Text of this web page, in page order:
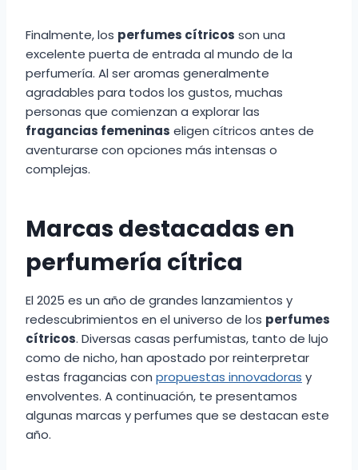
Finalmente, los perfumes cítricos son una
excelente puerta de entrada al mundo de la
perfumería. Al ser aromas generalmente
agradables para todos los gustos, muchas
personas que comienzan a explorar las
fragancias femeninas eligen cítricos antes de
aventurarse con opciones más intensas o
complejas.
Marcas destacadas en
perfumería cítrica
El 2025 es un año de grandes lanzamientos y
redescubrimientos en el universo de los perfumes
cítricos. Diversas casas perfumistas, tanto de lujo
como de nicho, han apostado por reinterpretar
estas fragancias con propuestas innovadoras y
envolventes. A continuación, te presentamos
algunas marcas y perfumes que se destacan este
año.